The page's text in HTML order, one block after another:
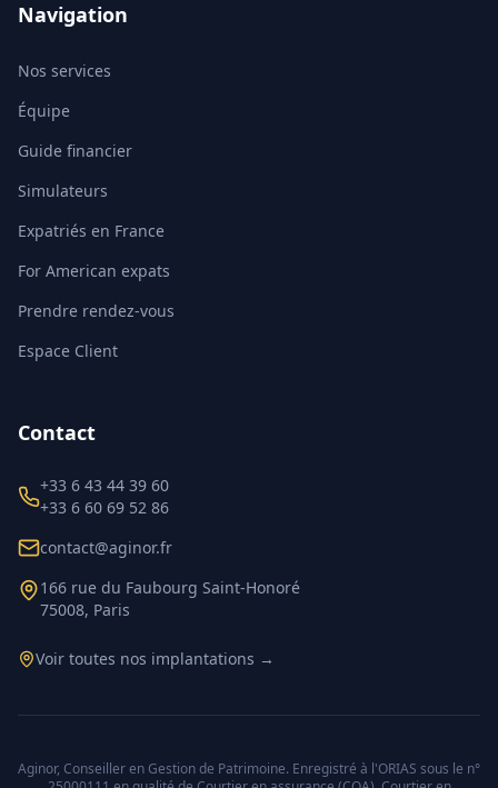
Navigation
Nos services
Équipe
Guide financier
Simulateurs
Expatriés en France
For American expats
Prendre rendez-vous
Espace Client
Contact
+33 6 43 44 39 60
+33 6 60 69 52 86
contact@aginor.fr
166 rue du Faubourg Saint-Honoré
75008, Paris
Voir toutes nos implantations →
Aginor, Conseiller en Gestion de Patrimoine. Enregistré à l'ORIAS sous le n°